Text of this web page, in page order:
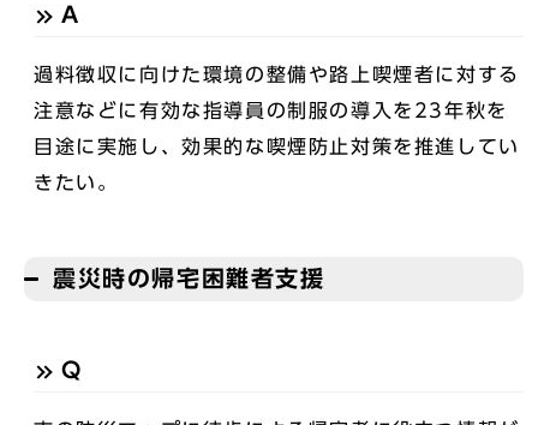
A
過料徴収に向けた環境の整備や路上喫煙者に対する
注意などに有効な指導員の制服の導入を23年秋を
目途に実施し、効果的な喫煙防止対策を推進してい
きたい。
震災時の帰宅困難者支援
Q